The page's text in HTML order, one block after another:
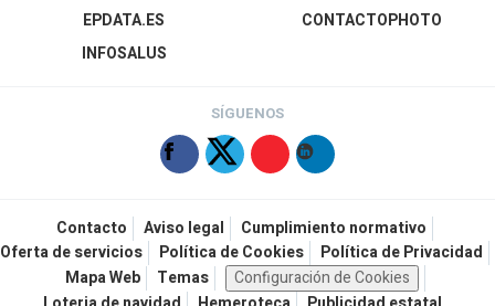
EPDATA.ES
INFOSALUS
CONTACTOPHOTO
SÍGUENOS
Contacto Aviso legal
Cumplimiento normativo
Oferta de servicios
Política de Cookies
Política de Privacidad
Mapa Web
Temas
Configuración de Cookies